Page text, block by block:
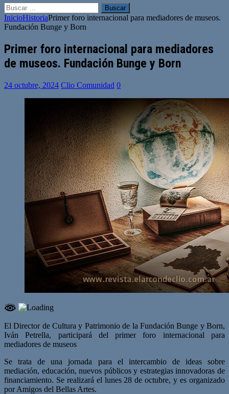
Buscar:
InicioHistoriaPrimer foro internacional para mediadores de museos.
Fundación Bunge y Born
Primer foro internacional para mediadores
de museos. Fundación Bunge y Born
24 octubre, 2024 Clio Comunidad 0
El Director de Cultura y Patrimonio de la Fundación Bunge y Born,
Iván Petrella, participará del primer foro internacional para
mediadores de museos
Se trata de una jornada para el intercambio de ideas sobre
mediación, educación, nuevos públicos y estrategias innovadoras de
financiamiento. Se realizará el lunes 28 de octubre, y es organizado
por Amigos del Bellas Artes.